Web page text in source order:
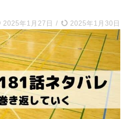
2025年1月27日 / 2025年1月30日